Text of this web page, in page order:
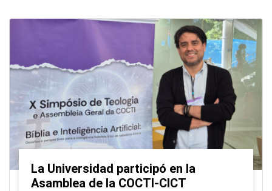
La Universidad participó en la
Asamblea de la COCTI-CICT